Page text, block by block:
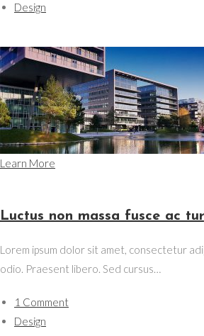
Design
Learn More
Luctus non massa fusce ac
Lorem ipsum dolor sit amet, consectetur
odio. Praesent libero. Sed cursus…
1 Comment
Design